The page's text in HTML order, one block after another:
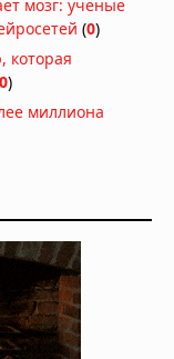
в Луну на
в час
на 16
Марсе: два
Красной
порядок,
лет
мозг: учёные
(0)
которая
0)
миллиона